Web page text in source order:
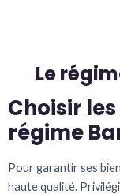
Le
Choisir
régime
Pour garantir ses
haute qualité.